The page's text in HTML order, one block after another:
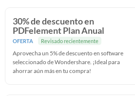
30% de descuento en
PDFelement Plan Anual
OFERTA Revisado recientemente
Aprovecha un 5% de descuento en software
seleccionado de Wondershare. ¡Ideal para
ahorrar aún más en tu compra!